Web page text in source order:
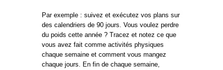
Par exemple : suivez et exécutez vos plans sur
des calendriers de 90 jours. Vous voulez perdre
du poids cette année ? Tracez et notez ce que
vous avez fait comme activités physiques
chaque semaine et comment vous mangez
chaque jours. En fin de chaque semaine,